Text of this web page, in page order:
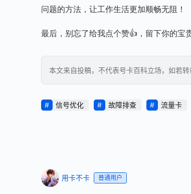
问题的方法，让工作生活更加顺畅无阻！
最后，别忘了给我点个赞👍，留下你的宝
本文来自投稿，不代表号卡百科立场，如
信号优化 故障排查 流量卡
用卡不卡 普通用户